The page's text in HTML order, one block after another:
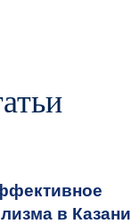
в Казани